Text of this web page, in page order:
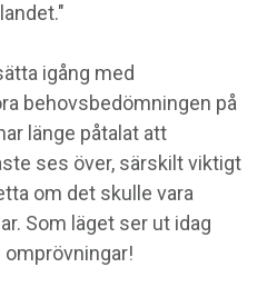
igång med
behovsbedömningen på
länge påtalat att
ses över, särskilt viktigt
om det skulle vara
Som läget ser ut idag